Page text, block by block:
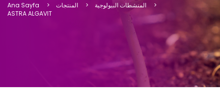
Ana Sayfa المنتجات
المنشطات البيولوجية
ASTRA ALGAVIT